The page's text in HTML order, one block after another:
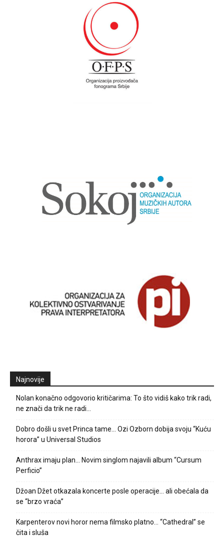
Najnovije
Nolan konačno odgovorio kritičarima: To što vidiš kako trik radi,
ne znači da trik ne radi…
Dobro došli u svet Princa tame… Ozi Ozborn dobija svoju “Kuću
horora” u Universal Studios
Anthrax imaju plan… Novim singlom najavili album “Cursum
Perficio”
Džoan Džet otkazala koncerte posle operacije… ali obećala da
se “brzo vraća”
Karpenterov novi horor nema filmsko platno… “Cathedral” se
čita i sluša